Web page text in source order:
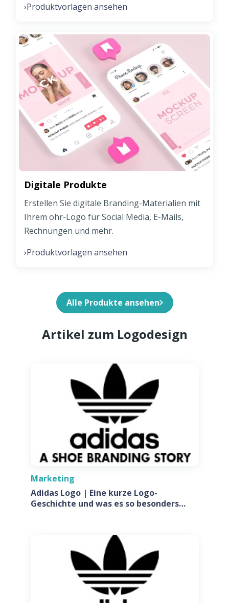
›Produktvorlagen ansehen
Digitale Produkte
Erstellen Sie digitale Branding-Materialien mit
Ihrem ohr-Logo für Social Media, E-Mails,
Rechnungen und mehr.
›Produktvorlagen ansehen
Alle Produkte ansehen
Artikel zum Logodesign
Marketing
Adidas Logo | Eine kurze Logo-
Geschichte und was es so besonders